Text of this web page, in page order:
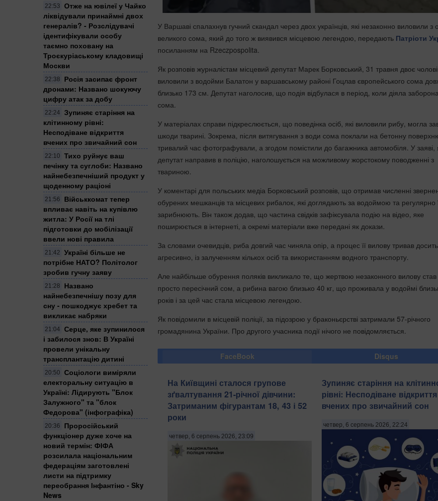
22:53
Отже на ювілеї у Чайко
ліквідували принаймні двох
генералів? - Розслідувачі
ідентифікували особу
таємно поховану на
Троєкуріаському кладовищі
Москви
22:38
Росія засипає фронт
дронами: Названо шокуючу
цифру атак за добу
22:24
Зупиняє старіння на
клітинному рівні:
Несподіване відкриття
вчених про звичайний сон
22:10
Тихо руйнує ваш
печінку та суглоби: Названо
найнебезпечніший продукт у
щоденному раціоні
21:56
Військкомат тепер
впливає навіть на купівлю
житла: У Росії на тлі
підготовки до мобілізації
ввели нові правила
21:42
Україні більше не
потрібне НАТО? Політолог
зробив гучну заяву
21:28
Названо
найнебезпечнішу позу для
сну - пошкоджує хребет та
викликає набряки
21:04
Серце, яке зупинилося
і забилося знов: В Україні
провели унікальну
трансплантацію дитині
20:50
Соціологи виміряли
електоральну ситуацію в
Україні: ​Лідирують "Блок
Залужного" та "блок
Федорова" (інфографіка)
20:36
Проросійський
функціонер дуже хоче на
новий термін: ФІФА
розсилала національним
федераціям заготовлені
листи на підтримку
переобрання Інфантіно - Sky
News
У Варшаві спалахнув гучний скандал через двох українців, які незаконно виловили з
великого сома, який до того ж виявився місцевою легендою, передають Патріоти
посиланням на Rzeczpospolita.
Як розповів журналістам місцевий депутат Марек Борковський, 31 травня двоє
виловили з водойми Балатон у варшавському районі Гоцлав європейського сома
близько 173 см. Депутат наголосив, що подія відбулася в період, коли діяла
сома.
У матеріалах справи підкреслюється, що поведінка осіб, які виловили рибу, могла
шкоди тварині. Зокрема, після витягування з води сома поклали на бетонну
тривалий час фотографували, а згодом помістили до багажника автомобіля. У заяві,
депутат направив в поліцію, наголошується на можливому жорстокому поводженні з
твариною.
У коментарі для польських медіа Борковський розповів, що отримав численні
обурених мешканців та місцевих рибалок, які доглядають за водоймою та регулярно
зарибнюють. Він також додав, що частина свідків зафіксувала подію на відео, яке
поширюється в інтернеті, а окремі матеріали вже передані як докази.
За словами очевидців, риба довгий час чиняла опір, а процес її вилову тривав досить
агресивно, із залученням кількох осіб та використанням водного транспорту.
Але найбільше обурення поляків викликало те, що жертвою незаконного вилову
просто пересічний сом, а рибина вагою близько 40 кг, що проживала у водоймі
років і за цей час стала місцевою легендою.
Як повідомили в місцевій поліції, за підозрою у браконьєрстві затримали 57-річного
громадянина України. Про другого учасника події нічого не повідомляється.
FaceBook Disqus
На Київщині сталося групове
зґвалтування 21-річної дівчини:
Затриманим фігурантам 18, 43 і 52
роки
четвер, 6 серпень 2026, 23:09
Зупиняє старіння на
рівні: Несподіване відкриття
вчених про звичайний сон
четвер, 6 серпень 2026, 22:24